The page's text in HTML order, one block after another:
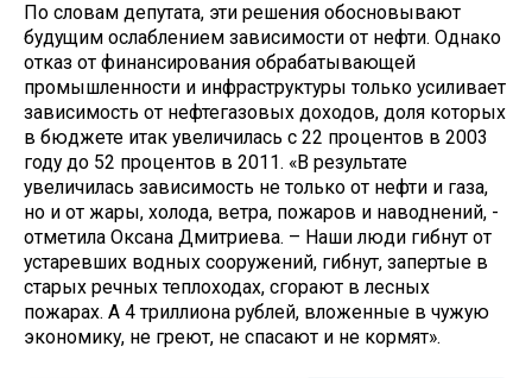
По словам депутата, эти решения обосновывают
будущим ослаблением зависимости от нефти. Однако
отказ от финансирования обрабатывающей
промышленности и инфраструктуры только усиливает
зависимость от нефтегазовых доходов, доля которых
в бюджете итак увеличилась с 22 процентов в 2003
году до 52 процентов в 2011. «В результате
увеличилась зависимость не только от нефти и газа,
но и от жары, холода, ветра, пожаров и наводнений, -
отметила Оксана Дмитриева. – Наши люди гибнут от
устаревших водных сооружений, гибнут, запертые в
старых речных теплоходах, сгорают в лесных
пожарах. А 4 триллиона рублей, вложенные в чужую
экономику, не греют, не спасают и не кормят».